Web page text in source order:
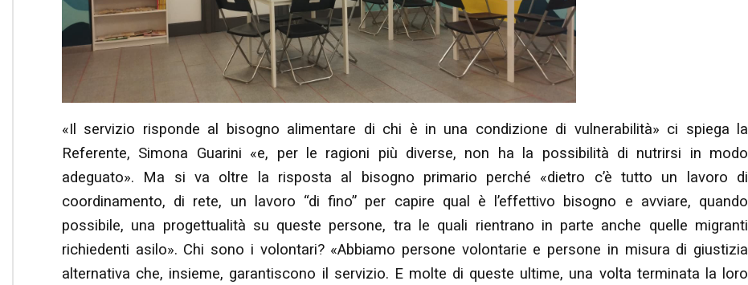
«Il servizio risponde al bisogno alimentare di chi è in una condizione di vulnerabilità» ci spiega la
Referente, Simona Guarini «e, per le ragioni più diverse, non ha la possibilità di nutrirsi in modo
adeguato». Ma si va oltre la risposta al bisogno primario perché «dietro c’è tutto un lavoro di
coordinamento, di rete, un lavoro “di fino” per capire qual è l’effettivo bisogno e avviare, quando
possibile, una progettualità su queste persone, tra le quali rientrano in parte anche quelle migranti
richiedenti asilo». Chi sono i volontari? «Abbiamo persone volontarie e persone in misura di giustizia
alternativa che, insieme, garantiscono il servizio. E molte di queste ultime, una volta terminata la loro